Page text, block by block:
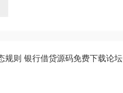
规则 银行借贷源码免费下载论坛